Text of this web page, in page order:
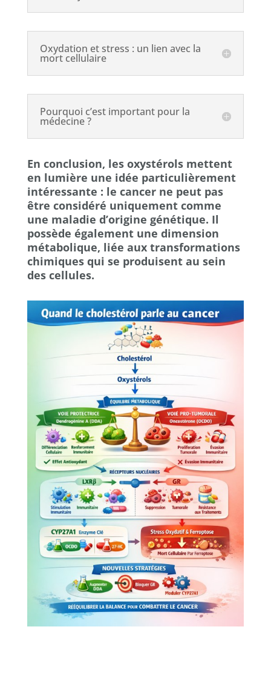
Oxydation et stress : un lien avec la
mort cellulaire
Pourquoi c’est important pour la
médecine ?
En conclusion, les oxystérols mettent
en lumière une idée particulièrement
intéressante : le cancer ne peut pas
être considéré uniquement comme
une maladie d’origine génétique. Il
possède également une dimension
métabolique, liée aux transformations
chimiques qui se produisent au sein
des cellules.